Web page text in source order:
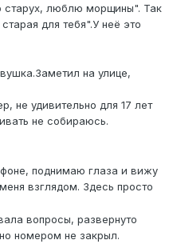
старух, люблю морщины". Так
для тебя".У неё это
на улице,
не удивительно для 17 лет
не собираюсь.
поднимаю глаза и вижу
взглядом. Здесь просто
вопросы, развернуто
номером не закрыл.